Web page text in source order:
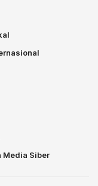
Media Siber